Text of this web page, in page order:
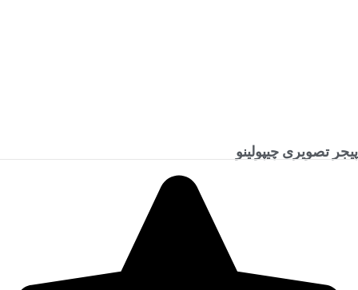
پیجر تصویری چیپولینو